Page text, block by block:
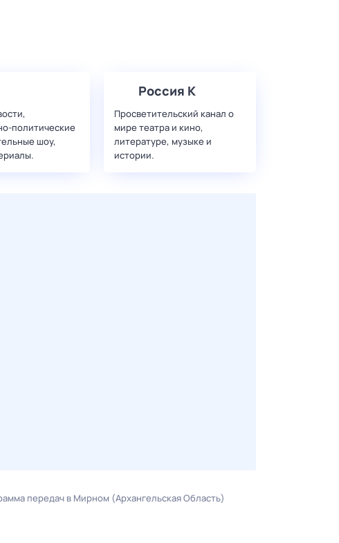
политические
шоу,
Россия К
Просветительский канал о
мире театра и кино,
литературе, музыке и
истории.
передач в Мирном (Архангельская Область)